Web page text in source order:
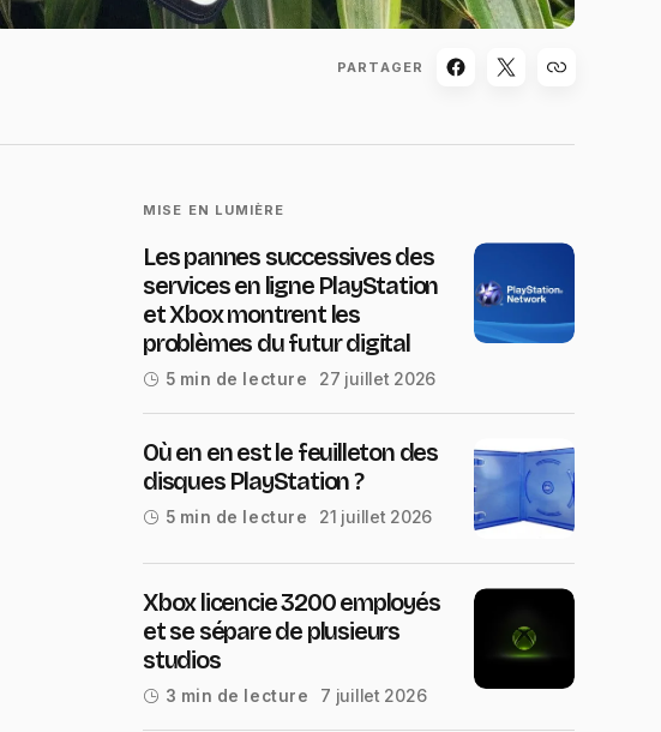
PARTAGER
MISE EN LUMIÈRE
Les pannes successives des
services en ligne PlayStation
et Xbox montrent les
problèmes du futur digital
5 min de lecture 27 juillet 2026
Où en en est le feuilleton des
disques PlayStation ?
5 min de lecture 21 juillet 2026
Xbox licencie 3200 employés
et se sépare de plusieurs
studios
3 min de lecture 7 juillet 2026